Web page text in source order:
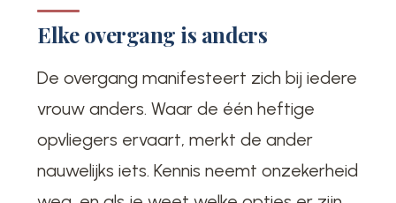
Elke overgang is anders
De overgang manifesteert zich bij iedere
vrouw anders. Waar de één heftige
opvliegers ervaart, merkt de ander
nauwelijks iets. Kennis neemt onzekerheid